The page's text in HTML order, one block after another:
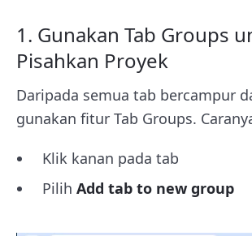
1. Gunakan Tab Groups
Pisahkan Proyek
Daripada semua tab bercampur
gunakan fitur Tab Groups.
Klik kanan pada tab
Pilih Add tab to new group